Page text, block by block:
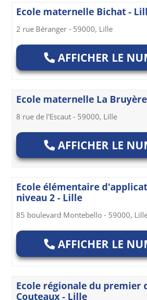
Ecole maternelle Bichat -
2 rue Béranger - 59000, Lille
AFFICHER LE
Ecole maternelle La
8 rue de l'Escaut - 59000, Lille
AFFICHER LE
Ecole élémentaire
niveau 2 - Lille
85 boulevard Montebello - 59000,
AFFICHER LE
Ecole régionale du premier
Couteaux - Lille